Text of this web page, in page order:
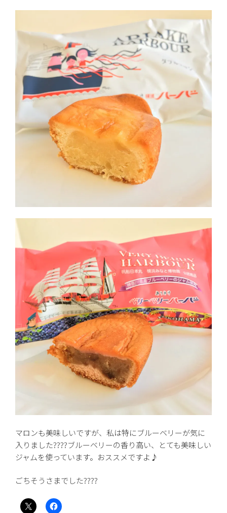
マロンも美味しいですが、私は特にブルーベリーが気に
入りました????ブルーベリーの香り高い、とても美味しい
ジャムを使っています。おススメですよ♪
ごちそうさまでした????